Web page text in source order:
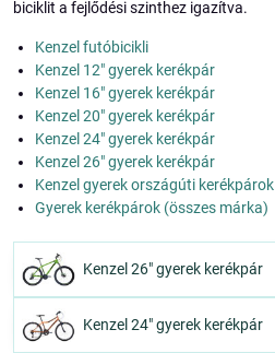
biciklit a fejlődési szinthez igazítva.
Kenzel futóbicikli
Kenzel 12" gyerek kerékpár
Kenzel 16" gyerek kerékpár
Kenzel 20" gyerek kerékpár
Kenzel 24" gyerek kerékpár
Kenzel 26" gyerek kerékpár
Kenzel gyerek országúti kerékpárok
Gyerek kerékpárok (összes márka)
Kenzel 26" gyerek kerékpár
Kenzel 24" gyerek kerékpár